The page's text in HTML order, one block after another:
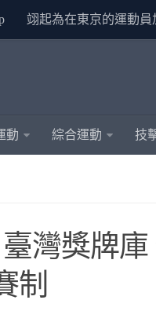
翊起為在東京的運動員
動 綜合運動 技
灣獎牌
制